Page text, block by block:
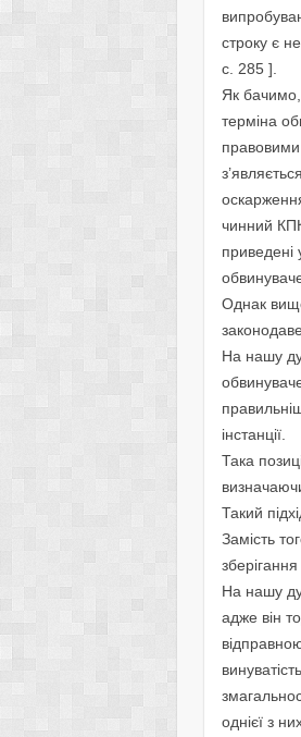
строку є
с. 285 ].
Як бачимо,
терміна
чинний
приведені
Однак
На нашу
інстанції.
Така
Такий
Замість
На нашу
адже він
однієї з